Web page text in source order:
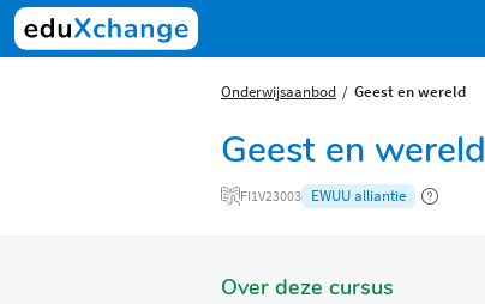
Onderwijsaanbod Geest en wereld
Geest en wereld
FI1V23003 EWUU alliantie
Over deze cursus